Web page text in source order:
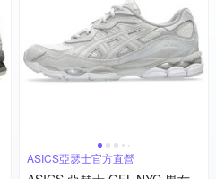
ASICS亞瑟士官方直營